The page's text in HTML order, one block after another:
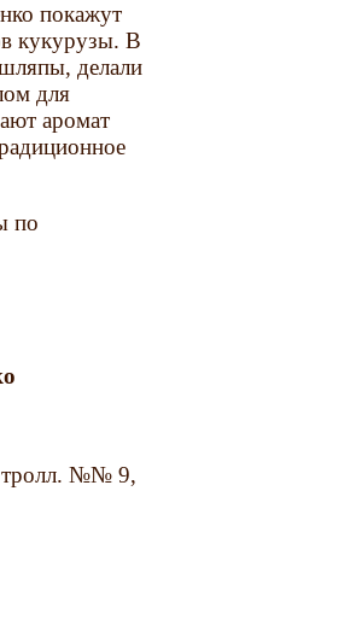
покажут
кукурузы. В
делали
для
аромат
по
№№ 9,